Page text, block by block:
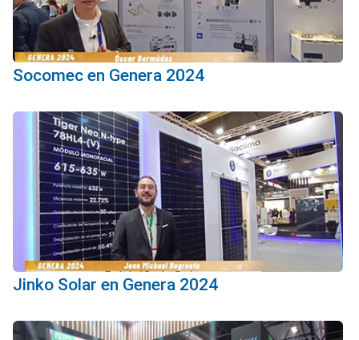
Socomec en Genera 2024
Jinko Solar en Genera 2024